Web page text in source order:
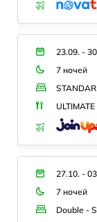
23.09. -
7 ночей
27.10. -
7 ночей
Double -